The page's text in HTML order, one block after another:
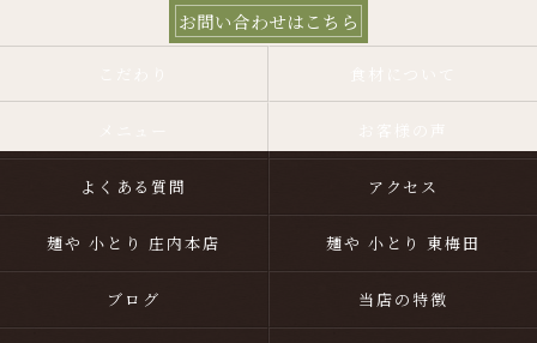
お問い合わせはこちら
よくある質問 アクセス
麺や 小とり 庄内本店 麺や 小とり 東梅田
ブログ 当店の特徴